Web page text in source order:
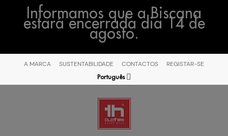
Informamos que a Biscana
estará encerrada dia 14 de
agosto.
A MARCA SUSTENTABILIDADE CONTACTOS REGISTAR-SE
Português